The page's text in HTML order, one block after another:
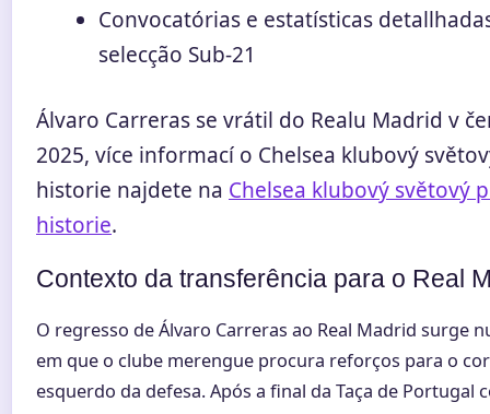
Convocatórias e estatísticas
selecção Sub-21
Álvaro Carreras se vrátil do Realu Madrid v
2025, více informací o Chelsea klubový
historie najdete na Chelsea klubový světový
historie.
Contexto da transferência para o Real
O regresso de Álvaro Carreras ao Real Madrid surge
em que o clube merengue procura reforços para o
esquerdo da defesa. Após a final da Taça de Portugal